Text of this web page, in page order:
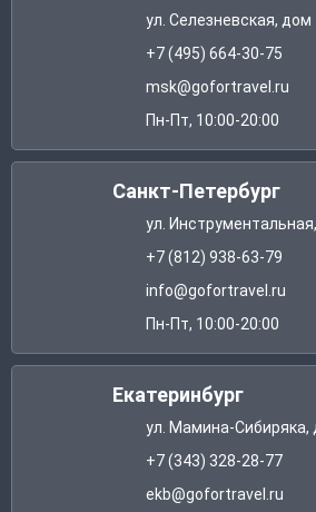
ул. Селезневская, дом
+7 (495) 664-30-75
msk@gofortravel.ru
Пн-Пт, 10:00-20:00
Санкт-Петербург
ул.
+7 (812) 938-63-79
info@gofortravel.ru
Пн-Пт, 10:00-20:00
Екатеринбург
ул. Мамина-Сибиряка,
+7 (343) 328-28-77
ekb@gofortravel.ru